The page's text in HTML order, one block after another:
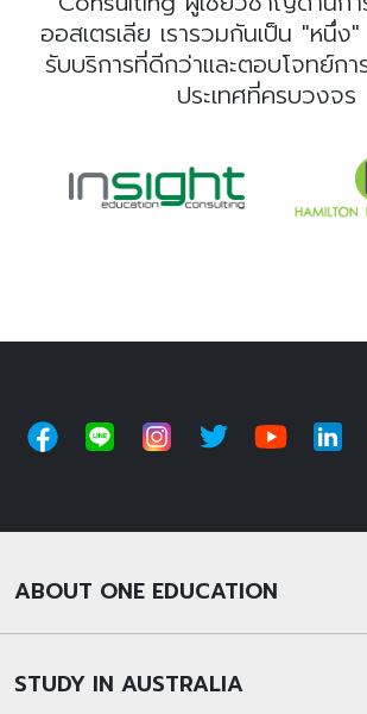
ออสเตรเลีย เรารวมกันเป็น "หนึ่
รับบริการที่ดีกว่าและตอบโจทย์กา
ประเทศที่ครบวงจร
ABOUT ONE EDUCATION
STUDY IN AUSTRALIA